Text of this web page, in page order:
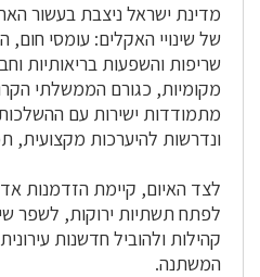
מדינת ישראל ניצבת בעשור
של שינויי האקלים: עומסי
שריפות והשפעות בריאותיות
מקומיות, כגורם הממשלתי
מתמודדות ישירות עם
ונדרשות להיערכות מקצועית,
לצד האיום, קיימת הזדמנות
לפתח תשתיות ירוקות, לשפר
קהילות ולהוביל חדשנות
המשתנה.